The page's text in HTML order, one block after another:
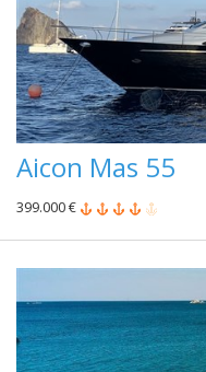
Aicon Mas 55
399.000 €